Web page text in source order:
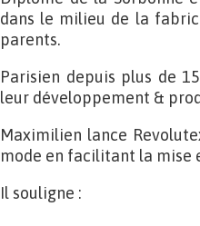
dans le milieu de la
parents.
Parisien depuis plus de
leur développement &
Maximilien lance
mode en facilitant la mise
Il souligne :